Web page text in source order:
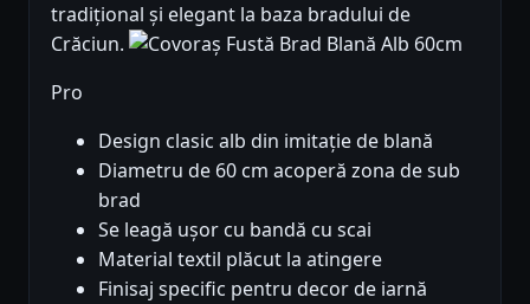
tradițional și elegant la baza bradului de
Crăciun.
Pro
Design clasic alb din imitație de blană
Diametru de 60 cm acoperă zona de sub
brad
Se leagă ușor cu bandă cu scai
Material textil plăcut la atingere
Finisaj specific pentru decor de iarnă